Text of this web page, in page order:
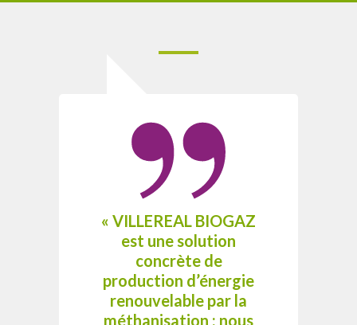
« VILLEREAL BIOGAZ
est une solution
concrète de
production d’énergie
renouvelable par la
méthanisation : nous